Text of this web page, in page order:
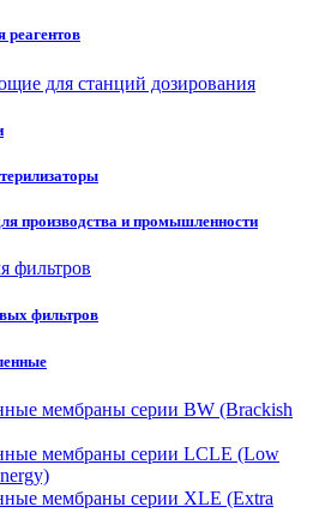
реагентов
для станций дозирования
производства и промышленности
фильтров
фильтров
мембраны серии BW (Brackish
мембраны серии LCLE (Low
мембраны серии XLE (Extra